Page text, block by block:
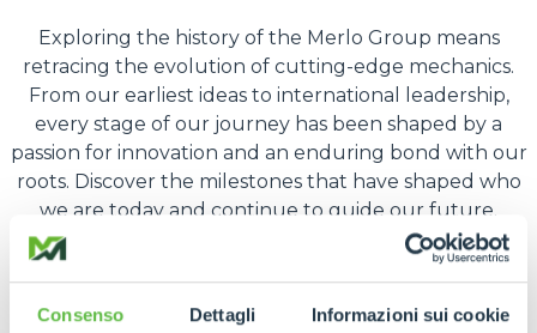
Consenso Dettagli Informazioni sui cookie
Exploring the history of the Merlo Group means
retracing the evolution of cutting-edge mechanics.
From our earliest ideas to international leadership,
every stage of our journey has been shaped by a
passion for innovation and an enduring bond with our
roots. Discover the milestones that have shaped who
we are today and continue to guide our future.
GO TO FULL STORY